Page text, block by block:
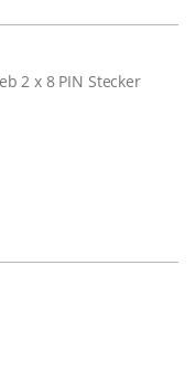
2 x 8 PIN Stecker